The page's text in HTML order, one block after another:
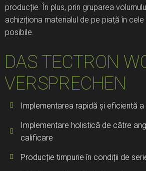
producție. În plus, prin gruparea
achiziționa materialul de pe piață în
posibile.
DAS TECTRON
VERSPRECHEN
Implementarea rapidă și eficientă a
Implementare holistică de către
calificare
Producție timpurie în condiții de